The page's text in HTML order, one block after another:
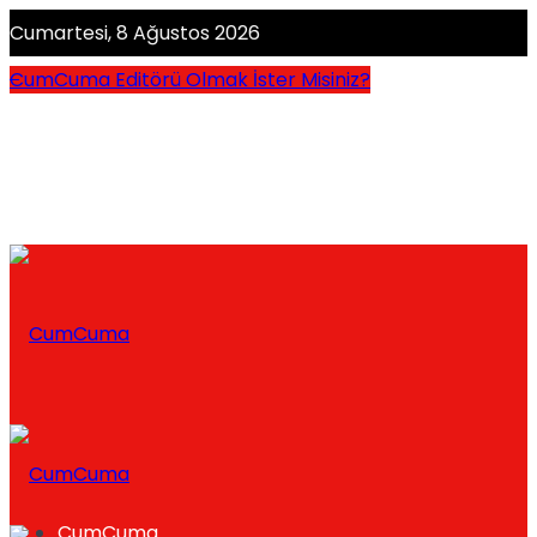
Cumartesi, 8 Ağustos 2026
CumCuma Editörü Olmak İster Misiniz?